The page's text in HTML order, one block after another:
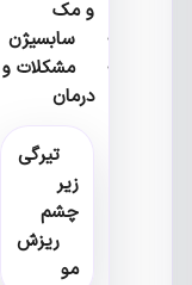
و مک
سابسیژن
مشکلات و
درمان
تیرگی
زیر
چشم
ریزش
مو